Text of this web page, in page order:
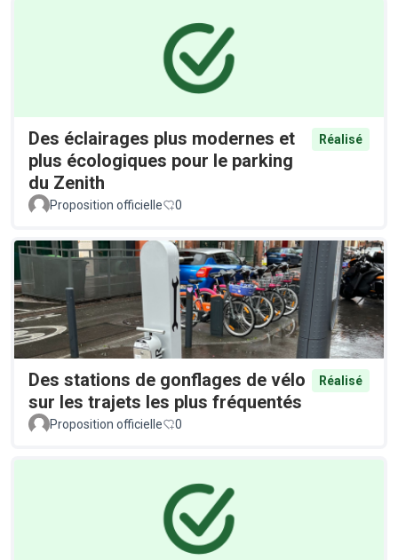
Des éclairages plus modernes et
plus écologiques pour le parking
du Zenith
Réalisé
Proposition officielle 0
Des stations de gonflages de vélo
sur les trajets les plus fréquentés
Réalisé
Proposition officielle 0